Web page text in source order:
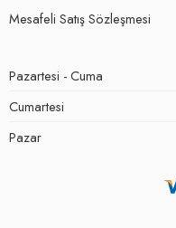
Mesafeli Satış Sözleşmesi
Pazartesi - Cuma
Cumartesi
Pazar